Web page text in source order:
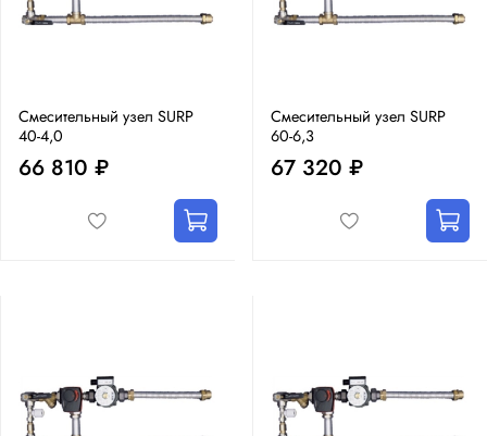
Смесительный узел SURP
40-4,0
66 810 ₽
Смесительный узел SURP
60-6,3
67 320 ₽